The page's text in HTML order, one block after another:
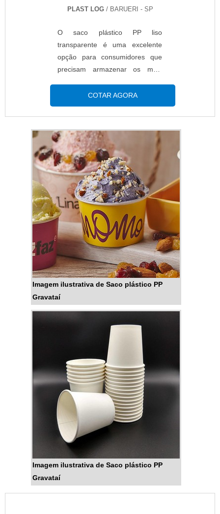
PLAST LOG / BARUERI - SP
O saco plástico PP liso
transparente é uma excelente
opção para consumidores que
precisam armazenar os mais
segura, efetiva e que precisam
ser expostas....
COTAR AGORA
Imagem ilustrativa de Saco plástico PP
Gravataí
Imagem ilustrativa de Saco plástico PP
Gravataí